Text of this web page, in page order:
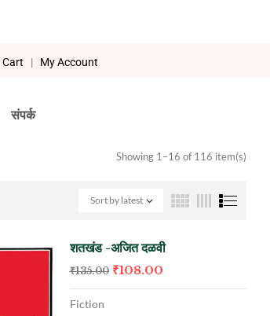
Cart | My Account
संपर्क
Showing 1–16 of 116 item(s)
Sort by latest
शतखंड -अजित दळवी
₹135.00 ₹108.00
Fiction